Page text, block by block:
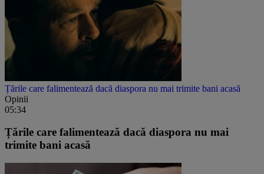
Țările care falimentează dacă diaspora nu mai trimite bani acasă
Opinii
05:34
Țările care falimentează dacă diaspora nu mai
trimite bani acasă